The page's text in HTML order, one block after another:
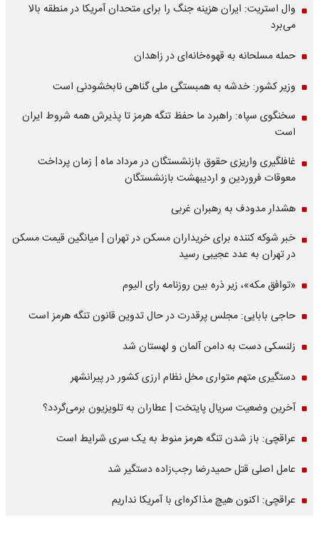
وال استریت: ایران هزینه جنگ را برای متحدان آمریکا در منطقه بالا
می‌برد
حمله مسلحانه به قهوه‌خانه‌ای در زاهدان
وزیر کشور: خدشه به همبستگی ملی گناهی نابخشودنی است
سخنگوی سپاه: راهبرد ما حفظ تنگه هرمز تا پذیرش همه شروط ایران
است
غافلگیری واریزی حقوق بازنشستگان در مرداد ماه | زمان پرداخت
معوقات فروردین و اردیبهشت بازنشستگان
هشدار مدودف به رهبران غربی
خبر شوکه کننده برای خریداران مسکن در تهران | میانگین قیمت مسکن
در تهران به عدد عجیبی رسید
«توافق مکه»، زیر ذره بین روزنامه رای الیوم
حاجی بابایی: مجلس پرقدرت در حال تدوین قانون تنگه هرمز است
زلنسکی دست به دامن آلمان و لهستان شد
دستگیری متهم متواری مخل نظام ارزی کشور در پیرانشهر
آخرین وضعیت سریال پایتخت | عطاران به تلویزیون برمی‌گردد؟
عراقچی: باز شدن تنگه هرمز منوط به یک سری شرایط است
عامل اصلی قتل حمیدرضا رجب‌زاده دستگیر شد
عراقچی: اکنون هیچ مذاکره‌ای با آمریکا نداریم